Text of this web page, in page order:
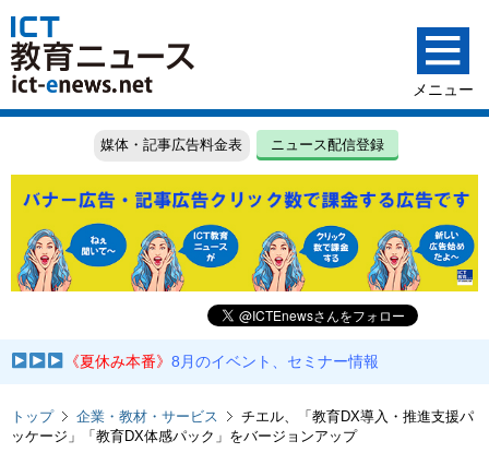
媒体・記事広告料金表 ニュース配信登録
《夏休み本番》8月のイベント、セミナー情報
トップ 企業・教材・サービス
チエル、「教育DX導入・推進支援パ
ッケージ」「教育DX体感パック」をバージョンアップ